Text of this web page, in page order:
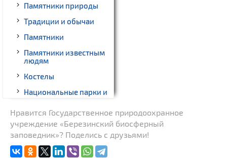
Памятники природы
Традиции и обычаи
Памятники
Памятники известным
людям
Костелы
Национальные парки и
Начало и окончание
экскурсий: г. Минск
Нравится Государственное природоохранное
учреждение «Березинский биосферный
заповедник»? Поделись с друзьями!